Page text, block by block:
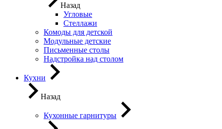
Назад
Угловые
Стеллажи
Комоды для детской
Модульные детские
Письменные столы
Надстройка над столом
Кухни
Назад
Кухонные гарнитуры